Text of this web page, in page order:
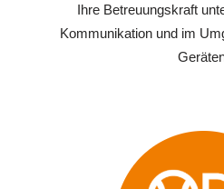
Ihre Betreuungskraft
Kommunikation und im